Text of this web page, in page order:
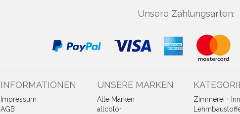
Unsere Zahlungsarten:
INFORMATIONEN
Impressum
AGB
UNSERE MARKEN
Alle Marken
allcolor
Zimmerei +